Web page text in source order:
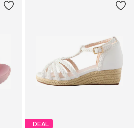
DEAL